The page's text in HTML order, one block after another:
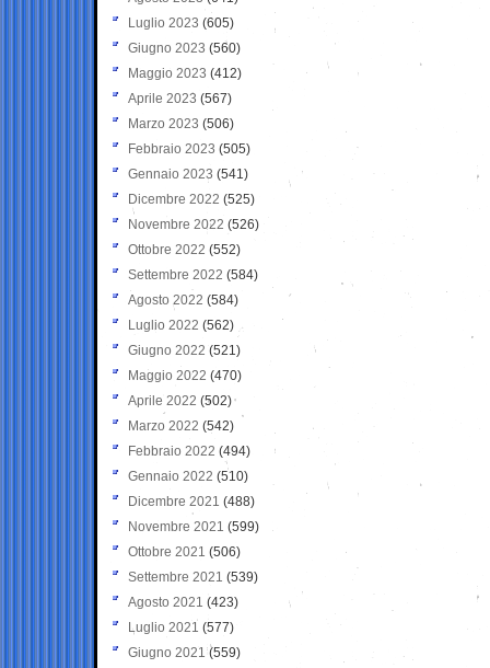
Luglio 2023 (605)
Giugno 2023 (560)
Maggio 2023 (412)
Aprile 2023 (567)
Marzo 2023 (506)
Febbraio 2023 (505)
Gennaio 2023 (541)
Dicembre 2022 (525)
Novembre 2022 (526)
Ottobre 2022 (552)
Settembre 2022 (584)
Agosto 2022 (584)
Luglio 2022 (562)
Giugno 2022 (521)
Maggio 2022 (470)
Aprile 2022 (502)
Marzo 2022 (542)
Febbraio 2022 (494)
Gennaio 2022 (510)
Dicembre 2021 (488)
Novembre 2021 (599)
Ottobre 2021 (506)
Settembre 2021 (539)
Agosto 2021 (423)
Luglio 2021 (577)
Giugno 2021(559)